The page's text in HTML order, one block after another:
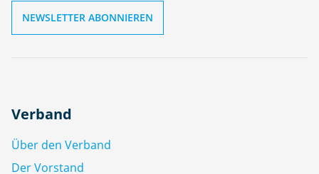
Verband
Über den Verband
Der Vorstand